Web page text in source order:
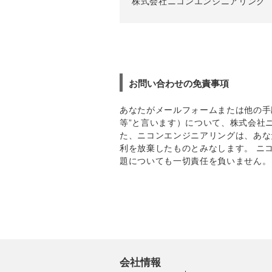
お問い合わせの免責事項
あなたがメールフォームまたは他の
等”と言います）について、株式会社
た、ニコンエンジニアリングは、あ
利を放棄したものとみなします。 ニ
題についても一切責任を負いません。
会社情報